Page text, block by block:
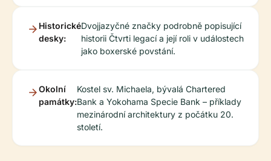
Historické
desky:
Dvojjazyčné značky podrobně popisující
historii Čtvrti legací a její roli v událostech
jako boxerské povstání.
Okolní
památky:
Kostel sv. Michaela, bývalá Chartered
Bank a Yokohama Specie Bank – příklady
mezinárodní architektury z počátku 20.
století.